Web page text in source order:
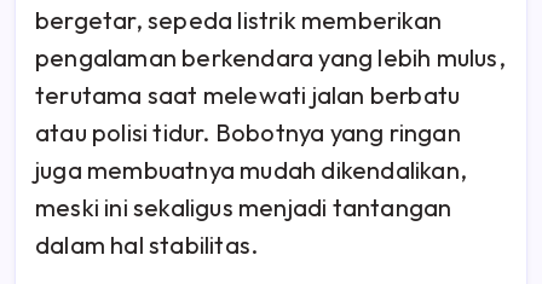
bergetar, sepeda listrik memberikan
pengalaman berkendara yang lebih mulus,
terutama saat melewati jalan berbatu
atau polisi tidur. Bobotnya yang ringan
juga membuatnya mudah dikendalikan,
meski ini sekaligus menjadi tantangan
dalam hal stabilitas.